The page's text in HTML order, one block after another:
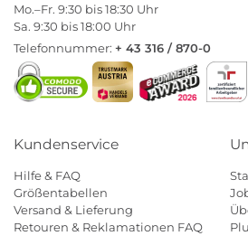
Mo.–Fr. 9:30 bis 18:30 Uhr
Sa. 9:30 bis 18:00 Uhr
Telefonnummer: + 43 316 / 870-0
Kundenservice
Hilfe & FAQ
Größentabellen
Versand & Lieferung
Retouren & Reklamationen FAQ